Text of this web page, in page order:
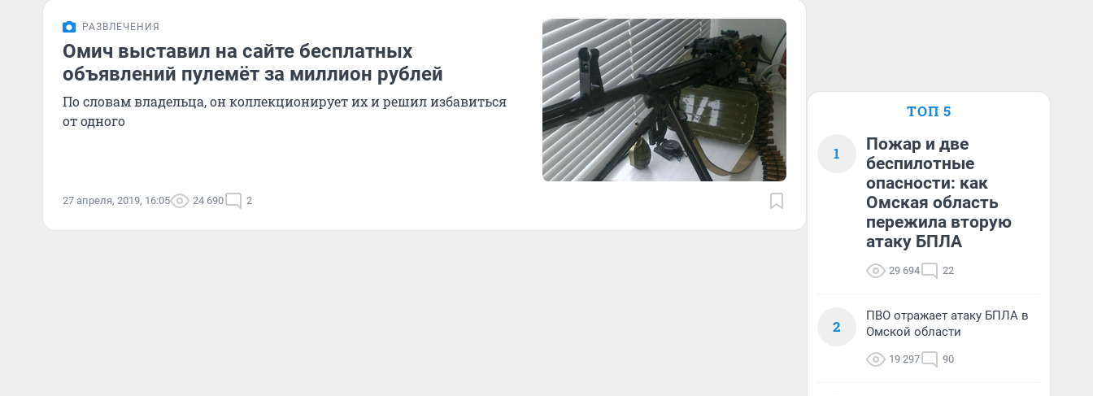
РАЗВЛЕЧЕНИЯ
Омич выставил на сайте бесплатных
объявлений пулемёт за миллион рублей
По словам владельца, он коллекционирует их и решил избавиться
от одного
27 апреля, 2019, 16:05 24 690 2
ТОП 5
1
Пожар и две
беспилотные
опасности: как
Омская область
пережила вторую
атаку БПЛА
29 694 22
2
ПВО отражает атаку БПЛА в
Омской области
19 297 90